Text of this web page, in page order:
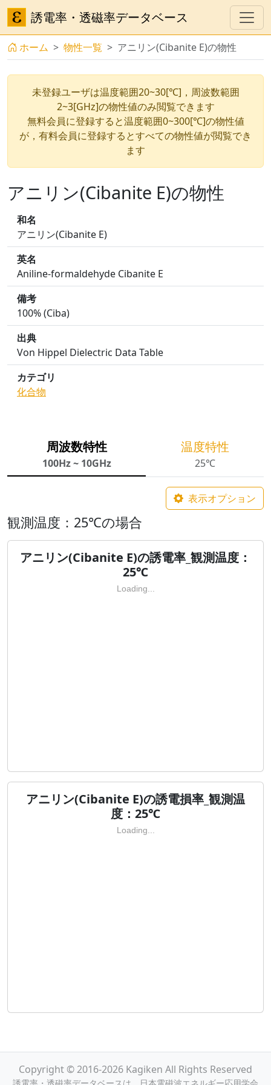
誘電率・透磁率データベース
ホーム 物性一覧 アニリン(Cibanite E)の物性
未登録ユーザは温度範囲20~30[℃]，周波数範囲
2~3[GHz]の物性値のみ閲覧できます
無料会員に登録すると温度範囲0~300[℃]の物性値
が，有料会員に登録するとすべての物性値が閲覧でき
ます
アニリン(Cibanite E)の物性
和名
アニリン(Cibanite E)
英名
Aniline-formaldehyde Cibanite E
備考
100% (Ciba)
出典
Von Hippel Dielectric Data Table
カテゴリ
化合物
周波数特性
100Hz ~ 10GHz
温度特性
25℃
表示オプション
観測温度：25℃の場合
アニリン(Cibanite E)の誘電率_観測温度：
25℃
Loading...
アニリン(Cibanite E)の誘電損率_観測温
度：25℃
Loading...
Copyright © 2016-2026 Kagiken All Rights Reserved